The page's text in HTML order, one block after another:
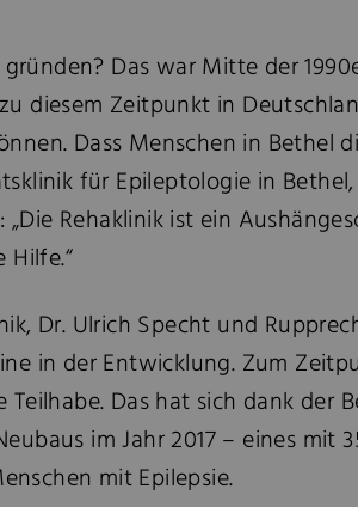
Das war Mitte der
diesem Zeitpunkt in
Dass Menschen in Bethel
für Epileptologie in
Rehaklinik ist ein
Dr. Ulrich Specht und
in der Entwicklung. Zum
Das hat sich dank der
im Jahr 2017 – eines
mit Epilepsie.